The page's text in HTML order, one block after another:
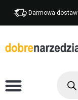
Darmowa